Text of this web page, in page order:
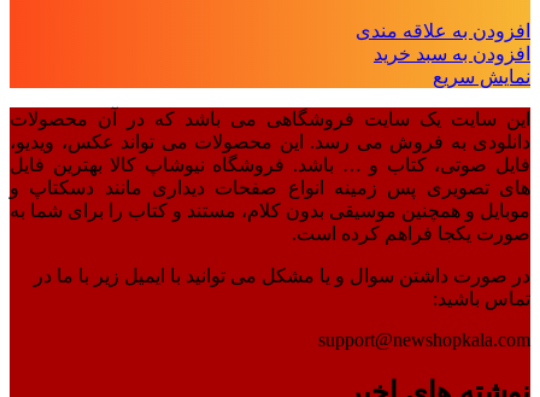
افزودن به علاقه مندی
افزودن به سبد خرید
نمایش سریع
این سایت یک سایت فروشگاهی می باشد که در آن محصولات
دانلودی به فروش می رسد. این محصولات می تواند عکس، ویدیو،
فایل صوتی، کتاب و … باشد. فروشگاه نیوشاپ کالا بهترین فایل
های تصویری پس زمینه انواع صفحات دیداری مانند دسکتاپ و
موبایل و همچنین موسیقی بدون کلام، مستند و کتاب را برای شما به
صورت یکجا فراهم کرده است.
در صورت داشتن سوال و یا مشکل می توانید با ایمیل زیر با ما در
تماس باشید:
support@newshopkala.com